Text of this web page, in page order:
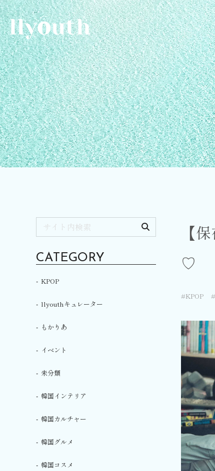
【
♡
KPOP
CATEGORY
KPOP
llyouthキュレーター
もかりあ
イベント
未分類
韓国インテリア
韓国カルチャー
韓国グルメ
韓国コスメ